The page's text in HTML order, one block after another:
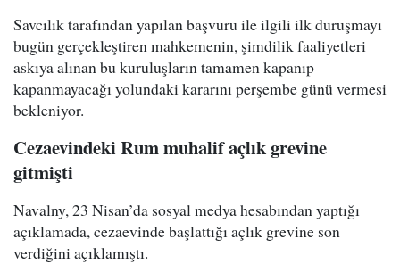
Savcılık tarafından yapılan başvuru ile ilgili ilk duruşmayı
bugün gerçekleştiren mahkemenin, şimdilik faaliyetleri
askıya alınan bu kuruluşların tamamen kapanıp
kapanmayacağı yolundaki kararını perşembe günü vermesi
bekleniyor.
Cezaevindeki Rum muhalif açlık grevine
gitmişti
Navalny, 23 Nisan’da sosyal medya hesabından yaptığı
açıklamada, cezaevinde başlattığı açlık grevine son
verdiğini açıklamıştı.